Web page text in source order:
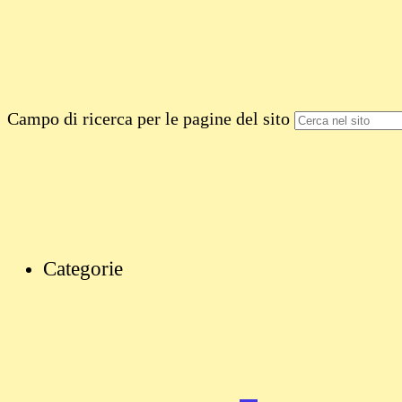
Campo di ricerca per le pagine del sito
Categorie